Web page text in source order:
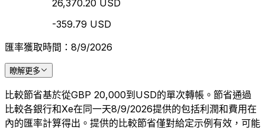
26,370.20 USD
-359.79 USD
匯率獲取時間：8/9/2026
瞭解更多
比較節省基於從GBP 20,000到USD的單次轉帳。節省通過
比較各銀行和Xe在同一天8/9/2026提供的包括利潤和費用在
內的匯率計算得出。提供的比較節省僅對給定示例有效，可能